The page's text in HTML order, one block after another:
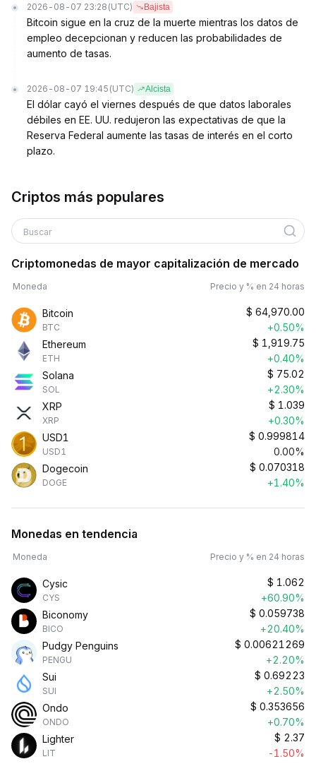
2026-08-07 23:28 (UTC) Bajista
Bitcoin sigue en la cruz de la muerte mientras los datos de
empleo decepcionan y reducen las probabilidades de
aumento de tasas.
2026-08-07 19:45 (UTC) Alcista
El dólar cayó el viernes después de que datos laborales
débiles en EE. UU. redujeron las expectativas de que la
Reserva Federal aumente las tasas de interés en el corto
plazo.
Criptos más populares
Buscar
Criptomonedas de mayor capitalización de mercado
Moneda Precio y % en 24 horas
Bitcoin
BTC
$ 64,970.00
+0.50%
Ethereum
ETH
$ 1,919.75
+0.40%
Solana
SOL
$ 75.02
+2.30%
XRP
XRP
$ 1.039
+0.30%
USD1
USD1
$ 0.999814
0.00%
Dogecoin
DOGE
$ 0.070318
+1.40%
Monedas en tendencia
Moneda Precio y % en 24 horas
Cysic
CYS
$ 1.062
+60.90%
Biconomy
BICO
$ 0.059738
+20.40%
Pudgy Penguins
PENGU
$ 0.00621269
+2.20%
Sui
SUI
$ 0.69223
+2.50%
Ondo
ONDO
$ 0.353656
+0.70%
Lighter
LIT
$ 2.37
-1.50%